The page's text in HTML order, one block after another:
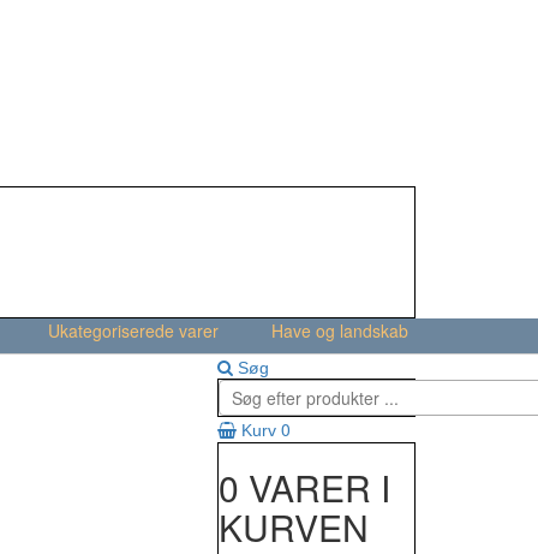
Ukategoriserede varer Have og landskab
Søg
Kurv 0
0 VARER I
KURVEN